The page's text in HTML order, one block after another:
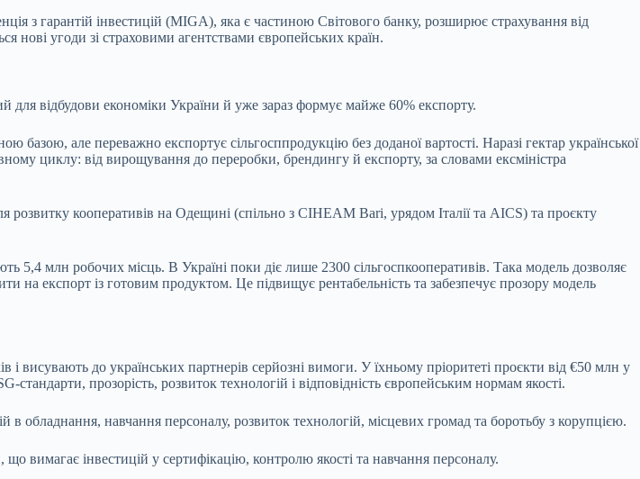
з гарантій інвестицій (MIGA), яка є частиною Світового банку, розширює страхування від
нові угоди зі страховими агентствами європейських країн.
відбудови економіки України й уже зараз формує майже 60% експорту.
базою, але переважно експортує сільгосппродукцію без доданої вартості. Наразі гектар української
циклу: від вирощування до переробки, брендингу й експорту, за словами ексміністра
кооперативів на Одещині (спільно з CIHEAM Bari, урядом Італії та AICS) та проєкту
5,4 млн робочих місць. В Україні поки діє лише 2300 сільгоспкооперативів. Така модель дозволяє
на експорт із готовим продуктом. Це підвищує рентабельність та забезпечує прозору модель
висувають до українських партнерів серйозні вимоги. У їхньому пріоритеті проєкти від €50 млн у
прозорість, розвиток технологій і відповідність європейським нормам якості.
в обладнання, навчання персоналу, розвиток технологій, місцевих громад та боротьбу з корупцією.
вимагає інвестицій у сертифікацію, контролю якості та навчання персоналу.